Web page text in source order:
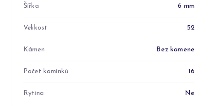
Šířka 6 mm
Velikost 52
Kámen Bez kamene
Počet kamínků 16
Rytina Ne